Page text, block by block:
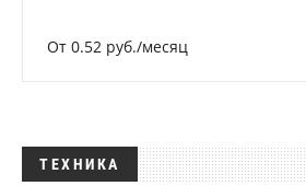
От 0.52 руб./месяц
ТЕХНИКА